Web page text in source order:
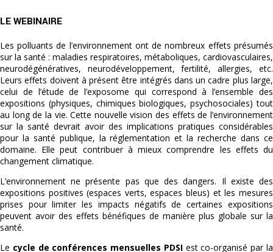
LE WEBINAIRE
Les polluants de l’environnement ont de nombreux effets présumés
sur la santé : maladies respiratoires, métaboliques, cardiovasculaires,
neurodégénératives, neurodéveloppement, fertilité, allergies, etc.
Leurs effets doivent à présent être intégrés dans un cadre plus large,
celui de l’étude de l’exposome qui correspond à l’ensemble des
expositions (physiques, chimiques biologiques, psychosociales) tout
au long de la vie. Cette nouvelle vision des effets de l’environnement
sur la santé devrait avoir des implications pratiques considérables
pour la santé publique, la réglementation et la recherche dans ce
domaine. Elle peut contribuer à mieux comprendre les effets du
changement climatique.
L’environnement ne présente pas que des dangers. Il existe des
expositions positives (espaces verts, espaces bleus) et les mesures
prises pour limiter les impacts négatifs de certaines expositions
peuvent avoir des effets bénéfiques de manière plus globale sur la
santé.
Le cycle de conférences mensuelles PDSIest co-organisé par la